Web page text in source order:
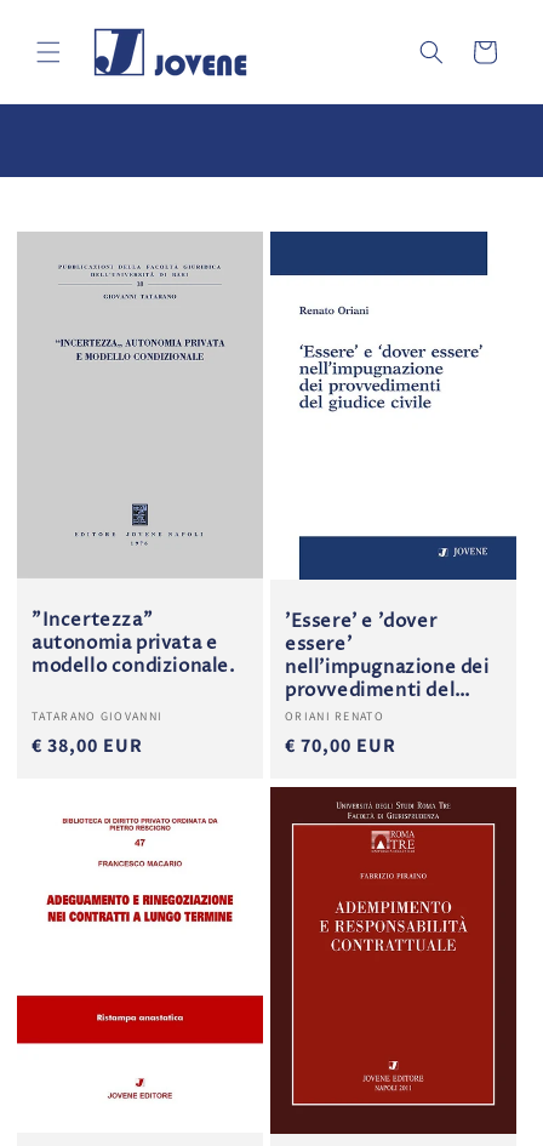
direttamente
ai contenuti
Carrello
"Incertezza"
autonomia privata e
modello condizionale.
Produttore:
TATARANO GIOVANNI
€ 38,00 EUR
'Essere' e 'dover
essere'
nell'impugnazione dei
provvedimenti del
giudice civile.
Produttore:
ORIANI RENATO
€ 70,00 EUR